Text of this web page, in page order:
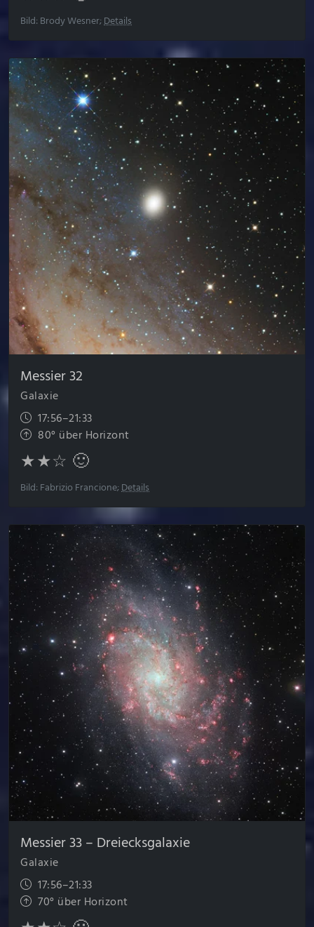
Bild: Brody Wesner;Details
Messier 32
Galaxie
17:56–21:33
80° über Horizont
★★☆ 🙂
Bild: Fabrizio Francione;Details
Messier 33 – Dreiecks­galaxie
Galaxie
17:56–21:33
70° über Horizont